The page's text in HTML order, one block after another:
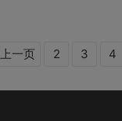
上一页 2 3 4